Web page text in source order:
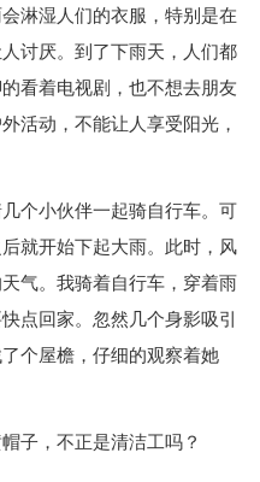
湿人们的衣服，特别是在
讨厌。到了下雨天，人们都
看着电视剧，也不想去朋友
活动，不能让人享受阳光，
小伙伴一起骑自行车。可
就开始下起大雨。此时，风
气。我骑着自行车，穿着雨
点回家。忽然几个身影吸引
个屋檐，仔细的观察着她
，不正是清洁工吗？